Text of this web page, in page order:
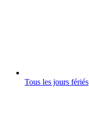
Tous les jours fériés